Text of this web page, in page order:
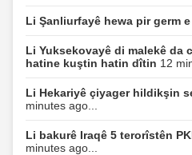
Li Şanliurfayê hewa pir germ e
Li Yuksekovayê di malekê da
hatine kuştin hatin dîtin 12
Li Hekariyê çiyager hildikşin
minutes ago...
Li bakurê Iraqê 5 terorîstên
minutes ago...